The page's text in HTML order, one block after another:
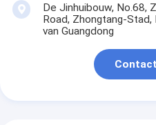
De Jinhuibouw, No.68,
Road, Zhongtang-
van Guangdong